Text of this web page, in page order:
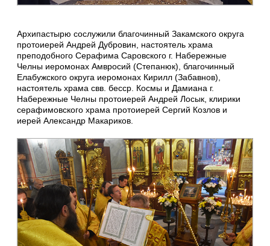
Архипастырю сослужили благочинный Закамского округа
протоиерей Андрей Дубровин, настоятель храма
преподобного Серафима Саровского г. Набережные
Челны иеромонах Амвросий (Степанюк), благочинный
Елабужского округа иеромонах Кирилл (Забавнов),
настоятель храма свв. бесср. Космы и Дамиана г.
Набережные Челны протоиерей Андрей Лосык, клирики
серафимовского храма протоиерей Сергий Козлов и
иерей Александр Макариков.